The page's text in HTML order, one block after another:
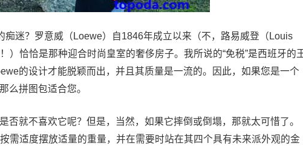
痴迷？罗意威（Loewe）自1846年成立以来（不，路易威登（Louis
）恰恰是那种迎合时尚皇室的奢侈房子。我所说的“免税”是西班牙的
的设计才能脱颖而出，并且其质量是一流的。因此，如果您是一个
么拼图包适合您。
否就不喜欢它呢？但是，当然，如果它摔倒或倒塌，那就太可惜了。
需适度摆放适量的重量，并在需要时站在其四个具有未来派外观的金